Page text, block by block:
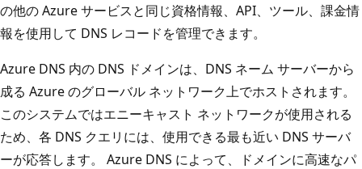
の他の Azure サービスと同じ資格情報、API、ツール、課金情
報を使用して DNS レコードを管理できます。
Azure DNS 内の DNS ドメインは、DNS ネーム サーバーから
成る Azure のグローバル ネットワーク上でホストされます。
このシステムではエニーキャスト ネットワークが使用される
ため、各 DNS クエリには、使用できる最も近い DNS サーバ
ーが応答します。 Azure DNS によって、ドメインに高速なパ